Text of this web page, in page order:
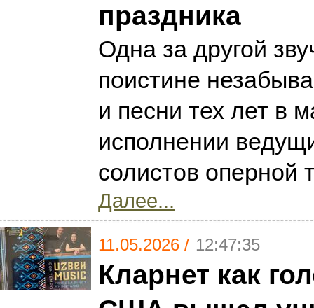
праздника
Одна за другой
поистине
и песни тех лет в
исполнении
солистов оперной
Далее...
11.05.2026 / 12:47:35
Кларнет как